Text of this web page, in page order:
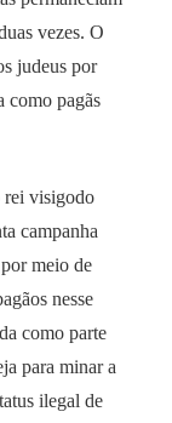
vezes. O
judeus por
como pagãs
rei visigodo
campanha
meio de
nesse
como parte
para minar a
ilegal de